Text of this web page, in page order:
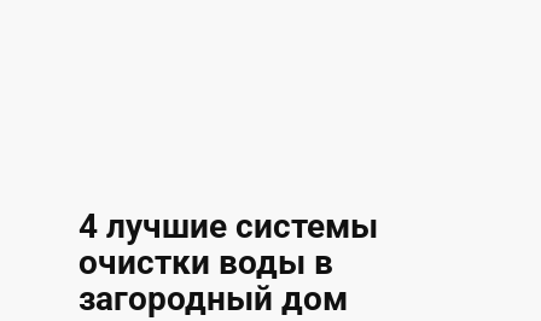
4 лучшие системы
очистки воды в
загородный дом